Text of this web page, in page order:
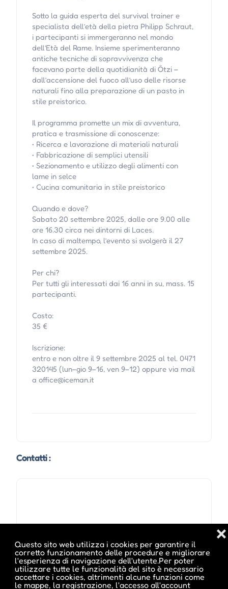
Questo sito web utilizza i cookies per garantire il
corretto funzionamento delle procedure e migliorare
l'esperienza di navigazione dell'utente.Per poter
utilizzare tutte le funzionalità del sito è necessario
accettare i cookies, altrimenti alcune funzioni come
le mappe, la registrazione, l'accesso all'account
❌
Sotto la guida esperta del survival trainer e
specialista dell’età della pietra Philipp Schraut,
i partecipanti si immergeranno nel mondo
dell’Età del Rame. Insieme sperimenteranno
antiche tecniche di sopravvivenza che
facevano parte della quotidianità di Ötzi –
dall’accensione del fuoco all’uso delle risorse
naturali fino alla preparazione di un pasto in
stile preistorico.
Il programma promette un mix di avventura,
pratica e trasmissione di conoscenze:
• Ricerca e lavorazione di materiali naturali
• Fabbricazione di semplici utensili
• Sezionamento e utilizzo degli alimenti con
lame in selce
• Cucina comunitaria in stile preistorico
Quando e dove?
Sabato 20 settembre 2025, dalle ore 9.00 alle
ore 16.30 circa nei dintorni di Laces.
In caso di maltempo, l’evento si svolgerà il 27
settembre 2025.
Per chi?
Per tutti gli interessati dai 16 anni in su, mass. 15
partecipanti.
Costo:
35 €
Iscrizione:
entro e non oltre il 9 settembre 2025 al tel. 0471
320145 (lun–gio 9–16, ven 9–12) oppure via mail
a office@iceman.it
Contatti :